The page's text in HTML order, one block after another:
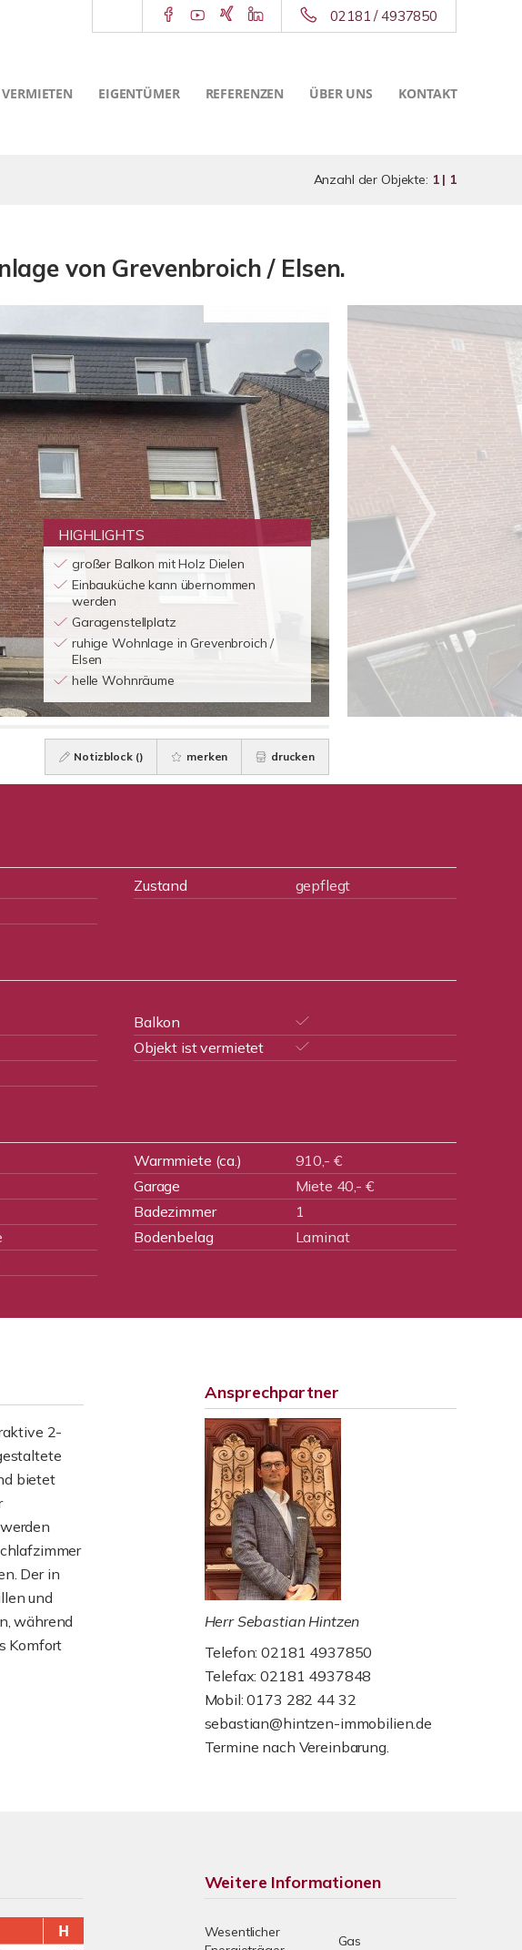
02181 / 4937850
VERMIETEN EIGENTÜMER REFERENZEN ÜBER UNS KONTAKT
Anzahl der Objekte: 1 | 1
von Grevenbroich / Elsen.
HIGHLIGHTS
großer Balkon mit Holz Dielen
Einbauküche kann übernommen
werden
Garagenstellplatz
ruhige Wohnlage in Grevenbroich /
Elsen
helle Wohnräume
Notizblock () merken drucken
Zustand
gepflegt
Balkon
Objekt ist vermietet
Warmmiete (ca.)
910,- €
Garage
Miete 40,- €
Badezimmer
1
Bodenbelag
Laminat
2-
bietet
Der in
und
während
Komfort
Ansprechpartner
Herr Sebastian Hintzen
Telefon: 02181 4937850
Telefax: 02181 4937848
Mobil: 0173 282 44 32
sebastian@hintzen-immobilien.de
Termine nach Vereinbarung.
Weitere Informationen
Wesentlicher
Gas